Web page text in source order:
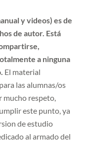
y videos) es de
de autor. Está
a ninguna
El material
las alumnas/os
mucho respeto,
este punto, ya
de estudio
al armado del